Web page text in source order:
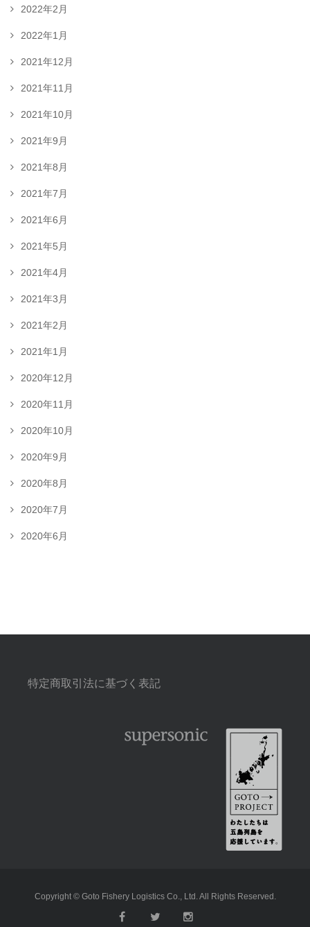
2022年2月
2022年1月
2021年12月
2021年11月
2021年10月
2021年9月
2021年8月
2021年7月
2021年6月
2021年5月
2021年4月
2021年3月
2021年2月
2021年1月
2020年12月
2020年11月
2020年10月
2020年9月
2020年8月
2020年7月
2020年6月
特定商取引法に基づく表記
Copyright © Goto Fishery Logistics Co., Ltd. All Rights Reserved.